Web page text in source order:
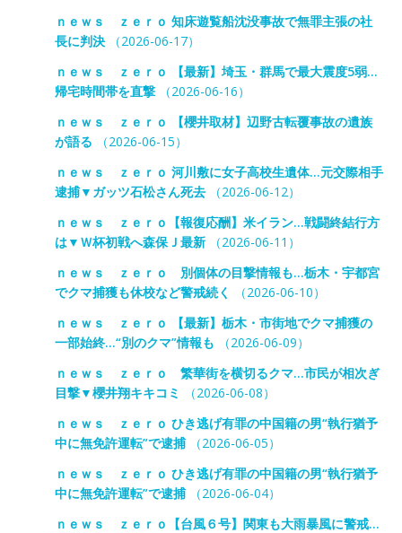
ｎｅｗｓ ｚｅｒｏ 知床遊覧船沈没事故で無罪主張の社
長に判決（2026-06-17）
ｎｅｗｓ ｚｅｒｏ 【最新】埼玉・群馬で最大震度5弱…
帰宅時間帯を直撃（2026-06-16）
ｎｅｗｓ ｚｅｒｏ 【櫻井取材】辺野古転覆事故の遺族
が語る （2026-06-15）
ｎｅｗｓ ｚｅｒｏ 河川敷に女子高校生遺体…元交際相手
逮捕▼ガッツ石松さん死去（2026-06-12）
ｎｅｗｓ ｚｅｒｏ【報復応酬】米イラン…戦闘終結行方
は▼Ｗ杯初戦へ森保Ｊ最新（2026-06-11）
ｎｅｗｓ ｚｅｒｏ 別個体の目撃情報も…栃木・宇都宮
でクマ捕獲も休校など警戒続く
（2026-06-10）
ｎｅｗｓ ｚｅｒｏ 【最新】栃木・市街地でクマ捕獲の
一部始終…“別のクマ”情報も （2026-06-09）
ｎｅｗｓ ｚｅｒｏ 繁華街を横切るクマ…市民が相次ぎ
目撃▼櫻井翔キキコミ
（2026-06-08）
ｎｅｗｓ ｚｅｒｏ ひき逃げ有罪の中国籍の男“執行猶予
中に無免許運転”で逮捕（2026-06-05）
ｎｅｗｓ ｚｅｒｏ ひき逃げ有罪の中国籍の男“執行猶予
中に無免許運転”で逮捕（2026-06-04）
ｎｅｗｓ ｚｅｒｏ【台風６号】関東も大雨暴風に警戒…